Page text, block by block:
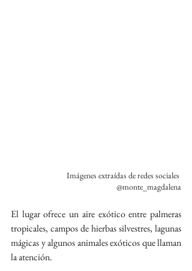
Imágenes extraídas de redes sociales
@monte_magdalena
El lugar ofrece un aire exótico entre palmeras
tropicales, campos de hierbas silvestres, lagunas
mágicas y algunos animales exóticos que llaman
la atención.